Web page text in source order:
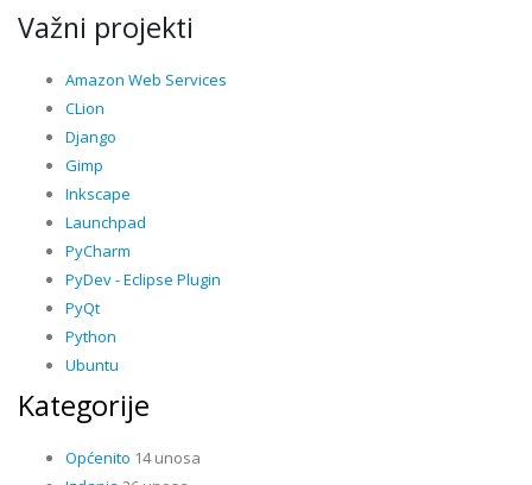
Važni projekti
Amazon Web Services
CLion
Django
Gimp
Inkscape
Launchpad
PyCharm
PyDev - Eclipse Plugin
PyQt
Python
Ubuntu
Kategorije
Općenito 14 unosa